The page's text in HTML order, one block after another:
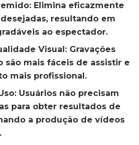
Elimina eficazmente
resultando em
ao espectador.
Visual: Gravações
são mais fáceis de assistir e
mais profissional.
Usuários não precisam
para obter resultados de
a produção de vídeos